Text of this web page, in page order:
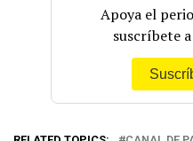
Apoya el
suscríbete